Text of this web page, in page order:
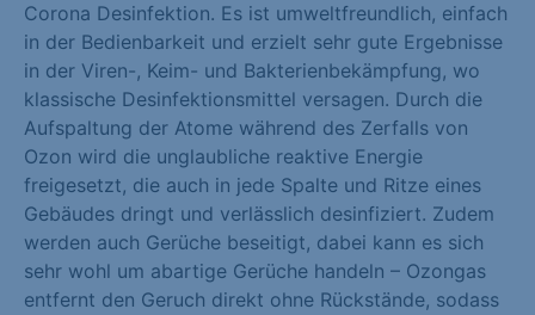
Corona Desinfektion. Es ist umweltfreundlich, einfach
in der Bedienbarkeit und erzielt sehr gute Ergebnisse
in der Viren-, Keim- und Bakterienbekämpfung, wo
klassische Desinfektionsmittel versagen. Durch die
Aufspaltung der Atome während des Zerfalls von
Ozon wird die unglaubliche reaktive Energie
freigesetzt, die auch in jede Spalte und Ritze eines
Gebäudes dringt und verlässlich desinfiziert. Zudem
werden auch Gerüche beseitigt, dabei kann es sich
sehr wohl um abartige Gerüche handeln – Ozongas
entfernt den Geruch direkt ohne Rückstände, sodass
Externe Medien (1)
Inhalte von Videoplattformen und Social-Media-Plattformen
werden standardmäßig blockiert. Wenn Cookies von externen
Medien akzeptiert werden, bedarf der Zugriff auf diese Inhalte
keiner manuellen Einwilligung mehr.
Cookie-Informationen anzeigen
Datenschutzerklärung Impressum